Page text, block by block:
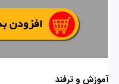
آموزش و ترفند